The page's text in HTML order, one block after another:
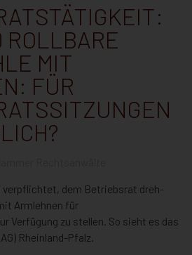
ROLLBARE
MIT
FÜR
dem Betriebsrat dreh-
Armlehnen für
Verfügung zu stellen. So sieht es das
Rheinland-Pfalz.